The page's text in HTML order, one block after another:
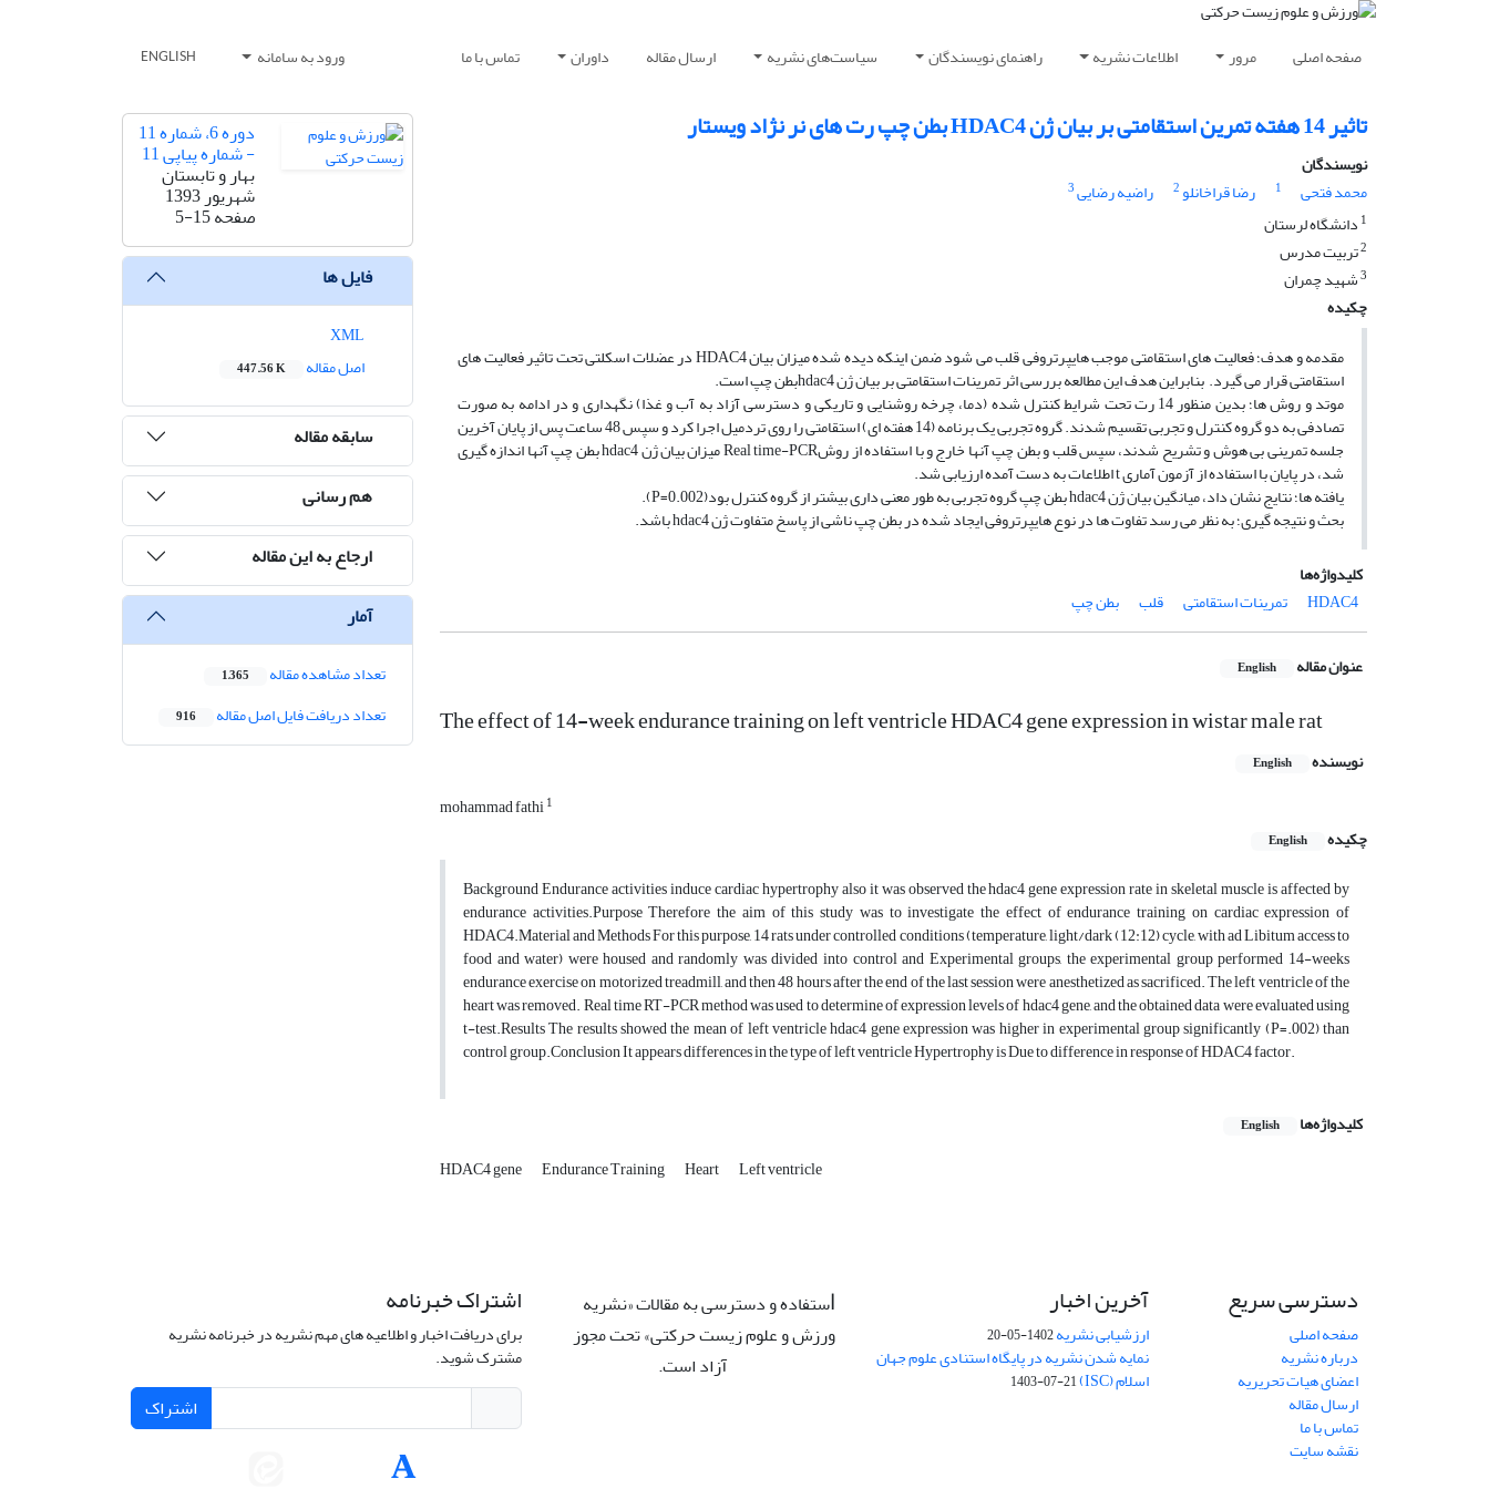
صفحه اصلی مرور اطلاعات نشریه راهنمای نویسندگان سیاست‌های نشریه ارسال مقاله داوران تماس با ما ورود به سامانه ENGLISH
تاثیر 14 هفته تمرین استقامتی بر بیان ژن HDAC4 بطن چپ رت های نر نژاد ویستار
نویسندگان
محمد فتحی
1 رضا قراخانلو2 راضیه رضایی3
1 دانشگاه لرستان
2تربیت مدرس
3شهید چمران
چکیده
مقدمه و هدف؛ فعالیت های استقامتی موجب هایپرتروفی قلب می شود ضمن اینکه دیده شده میزان بیان HDAC4 در عضلات اسکلتی تحت تاثیر فعالیت های
استقامتی قرار می گیرد. بنابراین هدف این مطالعه بررسی اثر تمرینات استقامتی بر بیان ژن hdac4بطن چپ است.
موتد و روش ها؛ بدین منظور 14 رت تحت شرایط کنترل شده (دما، چرخه روشنایی و تاریکی و دسترسی آزاد به آب و غذا) نگهداری و در ادامه به صورت
تصادفی به دو گروه کنترل و تجربی تقسیم شدند. گروه تجربی یک برنامه (14 هفته ای) استقامتی را روی تردمیل اجرا کرد و سپس 48 ساعت پس از پایان آخرین
جلسه تمرینی بی هوش و تشریح شدند، سپس قلب و بطن چپ آنها خارج و با استفاده از روشReal time-PCR میزان بیان ژن hdac4 بطن چپ آنها اندازه گیری
شد، در پایان با استفاده از آزمون آماری t اطلاعات به دست آمده ارزیابی شد.
یافته ها؛ نتایج نشان داد، میانگین بیان ژن hdac4 بطن چپ گروه تجربی به طور معنی داری بیشتر از گروه کنترل بود(P=0.002).
بحث و نتیجه گیری؛ به نظر می رسد تفاوت ها در نوع هایپرتروفی ایجاد شده در بطن چپ ناشی از پاسخ متفاوت ژن hdac4 باشد.
کلیدواژه‌ها
HDAC4
تمرینات استقامتی قلب بطن چپ
عنوان مقاله English
The effect of 14-week endurance training on left ventricle HDAC4 gene expression in wistar male rat
نویسنده English
mohammad fathi1
چکیده English
Background Endurance activities induce cardiac hypertrophy also it was observed the hdac4 gene expression rate in skeletal muscle is affected by
endurance activities.Purpose Therefore the aim of this study was to investigate the effect of endurance training on cardiac expression of
HDAC4.Material and Methods For this purpose, 14 rats under controlled conditions (temperature, light/dark (12:12) cycle, with ad Libitum access to
food and water) were housed and randomly was divided into control and Experimental groups, the experimental group performed 14-weeks
endurance exercise on motorized treadmill, and then 48 hours after the end of the last session were anesthetized as sacrificed. The left ventricle of the
heart was removed. Real time RT-PCR method was used to determine of expression levels of hdac4 gene, and the obtained data were evaluated using
t-test.Results The results showed the mean of left ventricle hdac4 gene expression was higher in experimental group significantly (P=.002) than
control group.Conclusion It appears differences in the type of left ventricle Hypertrophy is Due to difference in response of HDAC4 factor.
کلیدواژه‌ها English
HDAC4 gene Endurance Training Heart Left ventricle
دوره 6، شماره 11
- شماره پیاپی 11
بهار و تابستان
شهریور 1393
صفحه5-15
فایل ها
اصل مقاله
447.56 K
سابقه مقاله
هم رسانی
ارجاع به این مقاله
آمار
تعداد مشاهده مقاله 1,365
تعداد دریافت فایل اصل مقاله 916
دسترسی سریع
صفحه اصلی
درباره نشریه
اعضای هیات تحریریه
ارسال مقاله
تماس با ما
نقشه سایت
آخرین اخبار
ارزشیابی نشریه1402-05-20
نمایه شدن نشریه در پایگاه استنادی علوم جهان
اسلام (ISC) 1403-07-21
ستفاده و دسترسی به مقالات «نشریه
ورزش و علوم زیست حرکتی» تحت مجوز
آزاد است.
اشتراک خبرنامه
برای دریافت اخبار و اطلاعیه های مهم نشریه در خبرنامه نشریه
مشترک شوید.
اشتراک